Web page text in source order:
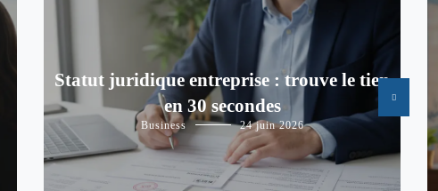
Statut juridique entreprise : trouve le tien
en 30 secondes
Business 24 juin 2026